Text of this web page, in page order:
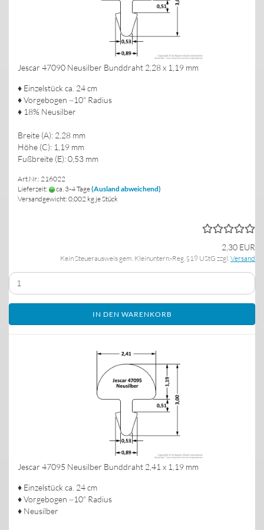
Jescar 47090 Neusilber Bunddraht 2,28 x 1,19 mm
♦ Einzelstück ca. 24 cm
♦ Vorgebogen ~10" Radius
♦ 18% Neusilber
Breite (A): 2,28 mm
Höhe (C): 1,19 mm
Fußbreite (E): 0,53 mm
Art.Nr.: 216022
Lieferzeit:
ca. 3-4 Tage(Ausland abweichend)
Versandgewicht: 0,002 kg je Stück
2,30 EUR
Kein Steuerausweis gem. Kleinuntern.-Reg. §19 UStG zzgl. Versand
IN DEN WARENKORB
Jescar 47095 Neusilber Bunddraht 2,41 x 1,19 mm
♦ Einzelstück ca. 24 cm
♦ Vorgebogen ~10" Radius
♦ Neusilber